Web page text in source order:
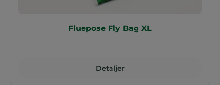
Fluepose Fly Bag XL
Detaljer